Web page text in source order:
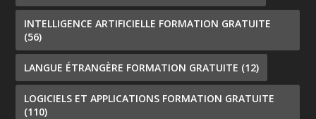
INTELLIGENCE ARTIFICIELLE FORMATION GRATUITE
(56)
LANGUE ÉTRANGÈRE FORMATION GRATUITE (12)
LOGICIELS ET APPLICATIONS FORMATION GRATUITE
(110)